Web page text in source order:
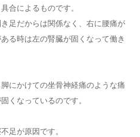
合によるものです。
足だからは関係なく、右に腰痛が
る時は左の腎臓が固くなって働き
にかけての坐骨神経痛のような痛
くなっているのです。
足が原因です。